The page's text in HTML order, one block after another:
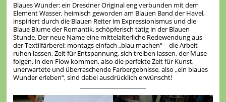
Blaues Wunder: ein Dresdner Original eng verbunden mit dem
Element Wasser, heimisch geworden am Blauen Band der Havel,
inspiriert durch die Blauen Reiter im Expressionismus und die
Blaue Blume der Romantik, schöpferisch tätig in der Blauen
Stunde. Der neue Name eine mittelalterliche Redewendung aus
der Textilfärberei: montags einfach „blau machen“ – die Arbeit
ruhen lassen, Zeit für Entspannung, sich treiben lassen, der Muse
folgen, in den Flow kommen, also die perfekte Zeit für Kunst,
unerwartete und überraschende Farbergebnisse, also „ein blaues
Wunder erleben“, sind dabei ausdrücklich erwünscht!